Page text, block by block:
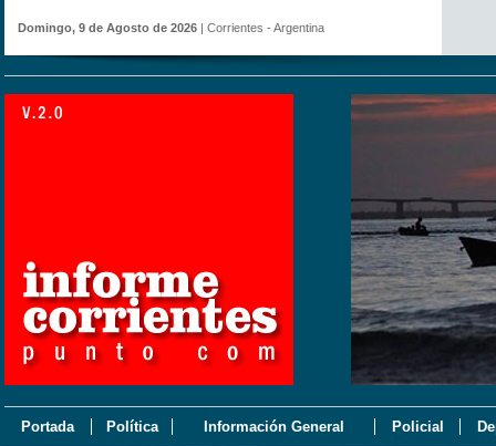
Domingo, 9 de Agosto de 2026 | Corrientes - Argentina
Portada Política Información General Policial